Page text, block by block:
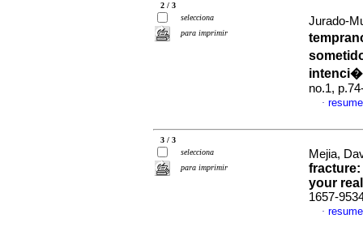
2 / 3
selecciona
para imprimir
Jurado-
no.1,
·
3 / 3
selecciona
para imprimir
Mejia,
fracture:
your
1657-
·